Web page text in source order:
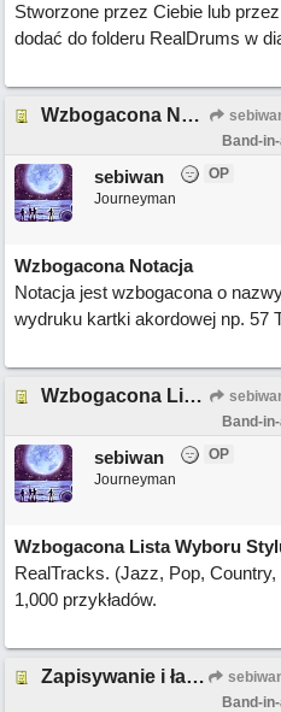
Stworzone przez Ciebie lub
dodać do folderu RealDrums w
Wzbogacona Notacja
Band-
sebiwan
OP
Journeyman
Wzbogacona Notacja
Notacja jest wzbogacona o
wydruku kartki akordowej np. 57
Wzbogacona Lista Wyboru Stylu
Band-
sebiwan
OP
Journeyman
Wzbogacona Lista Wyboru
RealTracks. (Jazz, Pop,
1,000 przykładów.
Zapisywanie i ładowanie plików według preferencji
Band-